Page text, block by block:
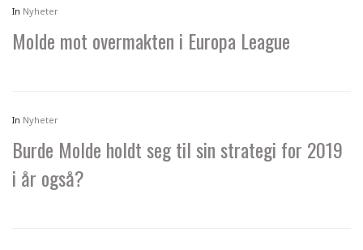
In Nyheter
Molde mot overmakten i Europa League
In Nyheter
Burde Molde holdt seg til sin strategi for 2019
i år også?